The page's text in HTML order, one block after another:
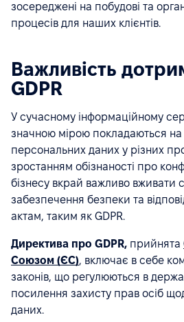
зосереджені на побудові та
процесів для наших клієнтів.
Важливість
GDPR
У сучасному інформаційному
значною мірою покладаються
персональних даних у різних
зростанням обізнаності про
бізнесу вкрай важливо вживати
забезпечення безпеки та
актам, таким як GDPR.
Директива про GDPR, прийнята
Союзом (ЄС), включає в себе
законів, що регулюються в
посилення захисту прав осіб
даних.